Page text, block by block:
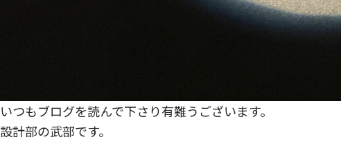
いつもブログを読んで下さり有難うございます。
設計部の武部です。